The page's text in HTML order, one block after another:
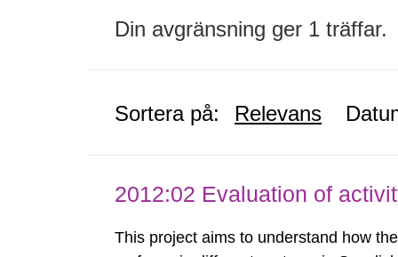
Din avgränsning ger 1 träffar.
Sortera på: Relevans
2012:02 Evaluation of
This project aims to understand how